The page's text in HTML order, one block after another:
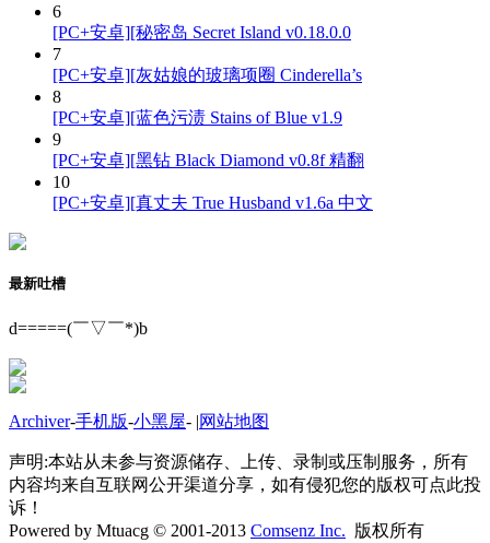
6
[PC+安卓][秘密岛 Secret Island v0.18.0.0
7
[PC+安卓][灰姑娘的玻璃项圈 Cinderella’s
8
[PC+安卓][蓝色污渍 Stains of Blue v1.9
9
[PC+安卓][黑钻 Black Diamond v0.8f 精翻
10
[PC+安卓][真丈夫 True Husband v1.6a 中文
最新吐槽
d=====(￣▽￣*)b
Archiver-手机版-小黑屋- |网站地图
声明:本站从未参与资源储存、上传、录制或压制服务，所有
内容均来自互联网公开渠道分享，如有侵犯您的版权可点此投
诉！
Powered by Mtuacg © 2001-2013 Comsenz Inc. 版权所有